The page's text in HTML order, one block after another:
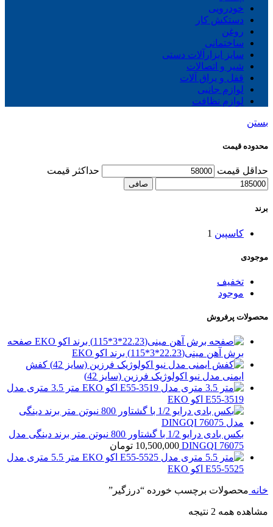
خودرویی
دستکش کار
روغن
ساختمانی
سایز ابزارآلات دستی
شیر و اتصالات
قفل و یراق آلات
لوازم جانبی
لوازم نظافت
بستن
محدوده قیمت
حداقل قیمت حداكثر قيمت
صافی
برند
کاسپین 1
موجودی
تخفیف
موجود
محصولات پرفروش
صفحه
برش آهن مینی(22.23*3*115) برند اکو EKO
کفش
ایمنی مدل نیو اکولوژیک فرزین (سایز 42)
متر 3.5 متری مدل
E55-3519 اکو EKO
بکس بادی درایو 1/2 با گشتاور 800 نیوتن متر برند دینگی مدل
76075 DINGQI
10,500,000 تومان
متر 5.5 متری مدل
E55-5525 اکو EKO
خانه محصولات برچسب خورده “درزگیر”
مشاهده همه 2 نتیجه